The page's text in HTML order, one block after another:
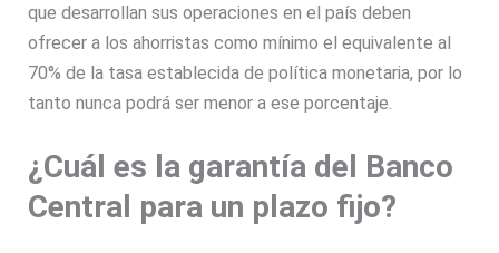
que desarrollan sus operaciones en el país deben
ofrecer a los ahorristas como mínimo el equivalente al
70% de la tasa establecida de política monetaria, por lo
tanto nunca podrá ser menor a ese porcentaje.
¿Cuál es la garantía del Banco
Central para un plazo fijo?